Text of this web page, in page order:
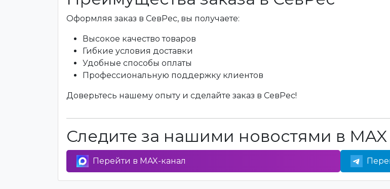
Оформляя заказ в СевРес, вы получаете:
Высокое качество товаров
Гибкие условия доставки
Удобные способы оплаты
Профессиональную поддержку клиентов
Доверьтесь нашему опыту и сделайте заказ в СевРес!
Следите за нашими новостями в
Перейти в MAX-канал